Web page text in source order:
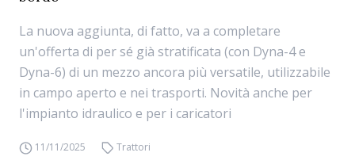
La nuova aggiunta, di fatto, va a completare
un'offerta di per sé già stratificata (con Dyna-4 e
Dyna-6) di un mezzo ancora più versatile, utilizzabile
in campo aperto e nei trasporti. Novità anche per
l'impianto idraulico e per i caricatori
11/11/2025 Trattori